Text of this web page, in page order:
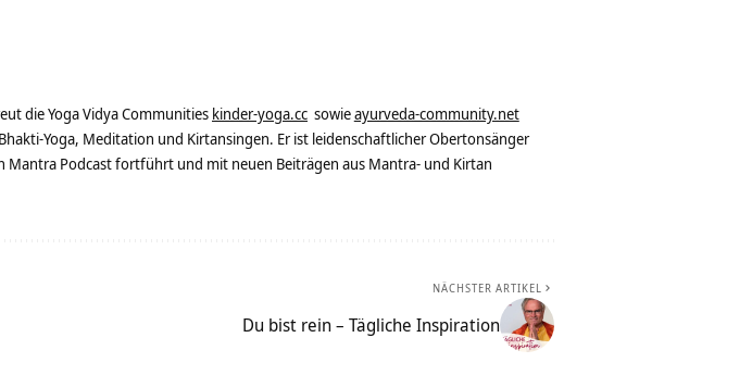
die Yoga Vidya Communities kinder-yoga.cc sowieayurveda-community.net
Yoga, Meditation und Kirtansingen. Er ist leidenschaftlicher Obertonsänger
Mantra Podcast fortführt und mit neuen Beiträgen aus Mantra- und Kirtan
NÄCHSTER ARTIKEL
Du bist rein – Tägliche Inspiration